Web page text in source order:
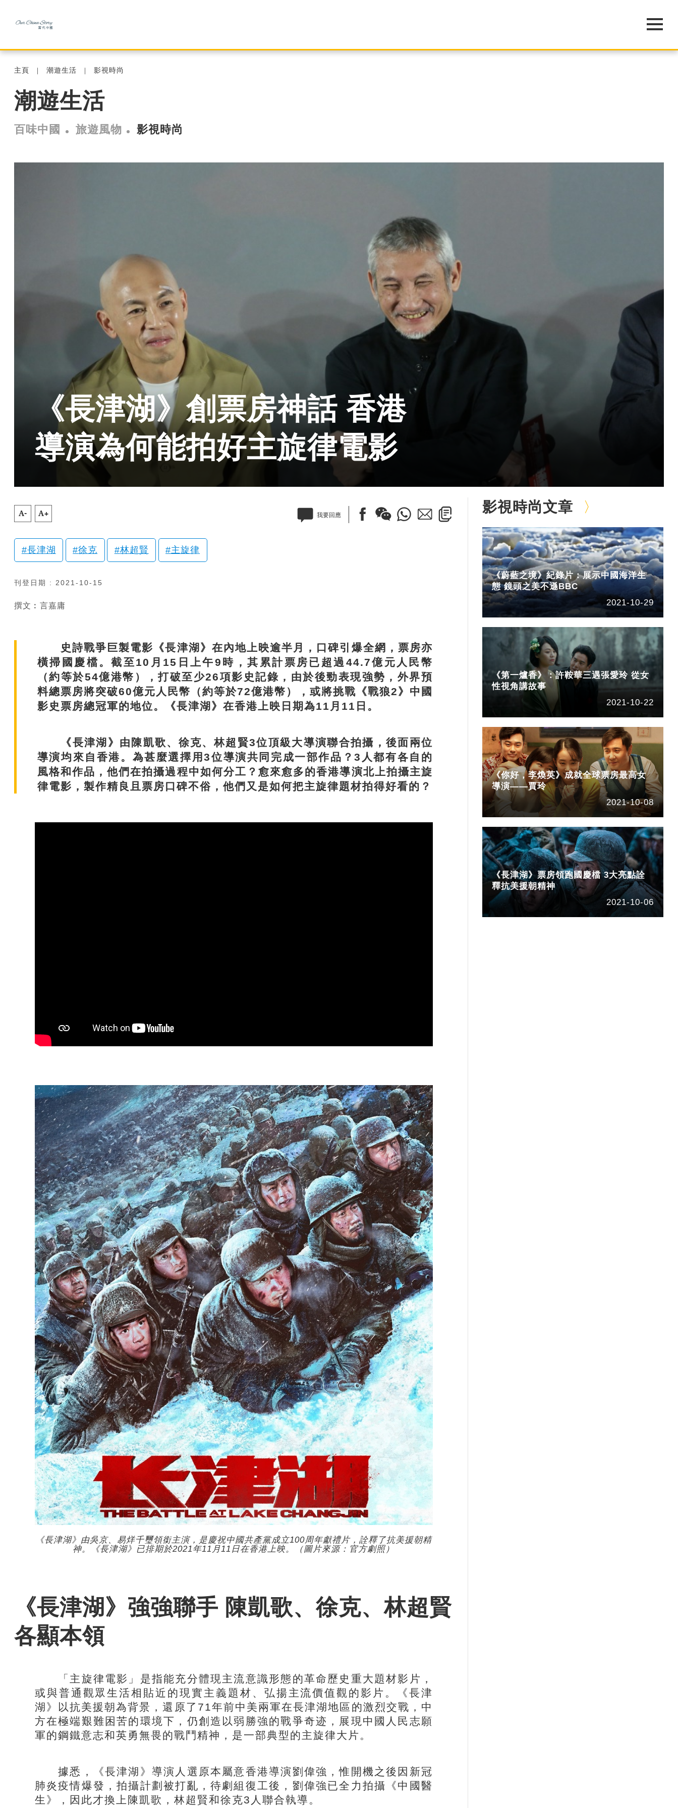
主頁 潮遊生活 影視時尚
潮遊生活
百味中國 旅遊風物 影視時尚
《長津湖》創票房神話 香港
導演為何能拍好主旋律電影
A- A+ 我要回應
長津湖 徐克 林超賢 主旋律
刊登日期 : 2021-10-15
撰文︰言嘉庸
史詩戰爭巨製電影《長津湖》在內地上映逾半月，口碑引爆全網，票房亦
橫掃國慶檔。截至10月15日上午9時，其累計票房已超過44.7億元人民幣
（約等於54億港幣），打破至少26項影史記錄，由於後勁表現強勢，外界預
料總票房將突破60億元人民幣（約等於72億港幣），或將挑戰《戰狼2》中國
影史票房總冠軍的地位。《長津湖》在香港上映日期為11月11日。
《長津湖》由陳凱歌、徐克、林超賢3位頂級大導演聯合拍攝，後面兩位
導演均來自香港。為甚麼選擇用3位導演共同完成一部作品？3人都有各自的
風格和作品，他們在拍攝過程中如何分工？愈來愈多的香港導演北上拍攝主旋
律電影，製作精良且票房口碑不俗，他們又是如何把主旋律題材拍得好看的？
《長津湖》由吳京、易烊千璽領銜主演，是慶祝中國共產黨成立100周年獻禮片，詮釋了抗美援朝精
神。《長津湖》已排期於2021年11月11日在香港上映。（圖片來源：官方劇照）
《長津湖》強強聯手 陳凱歌、徐克、林超賢
各顯本領
「主旋律電影」是指能充分體現主流意識形態的革命歷史重大題材影片，
或與普通觀眾生活相貼近的現實主義題材、弘揚主流價值觀的影片。《長津
湖》以抗美援朝為背景，還原了71年前中美兩軍在長津湖地區的激烈交戰，中
方在極端艱難困苦的環境下，仍創造以弱勝強的戰爭奇迹，展現中國人民志願
軍的鋼鐵意志和英勇無畏的戰鬥精神，是一部典型的主旋律大片。
據悉，《長津湖》導演人選原本屬意香港導演劉偉強，惟開機之後因新冠
肺炎疫情爆發，拍攝計劃被打亂，待劇組復工後，劉偉強已全力拍攝《中國醫
生》，因此才換上陳凱歌，林超賢和徐克3人聯合執導。
影視時尚文章
《蔚藍之境》紀錄片：展示中國海洋生
態 鏡頭之美不遜BBC
2021-10-29
《第一爐香》：許鞍華三遇張愛玲 從女
性視角講故事
2021-10-22
《你好，李煥英》成就全球票房最高女
導演——賈玲
2021-10-08
《長津湖》票房領跑國慶檔 3大亮點詮
釋抗美援朝精神
2021-10-06